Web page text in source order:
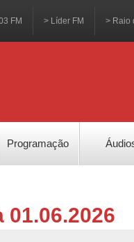
FM > Líder FM > Raio
Programação